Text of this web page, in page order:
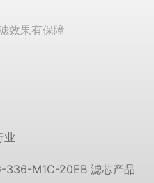
效果有保障
业
336-M1C-20EB 滤芯产品